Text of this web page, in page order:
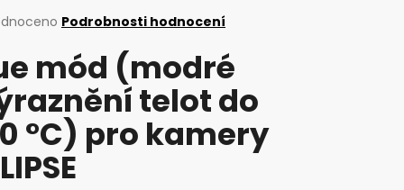
Podrobnosti hodnocení
mód (modré
telot do
°C) pro kamery